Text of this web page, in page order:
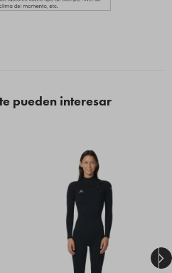
pueden interesar
